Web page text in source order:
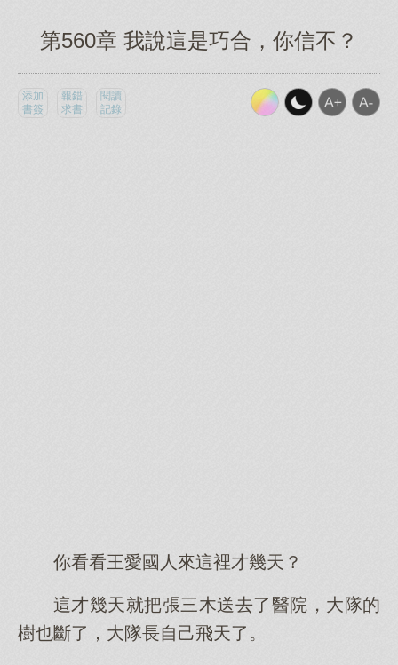
第560章 我說這是巧合，你信不？
添加
書簽
報錯
求書
閱讀
記錄
你看看王愛國人來這裡才幾天？
這才幾天就把張三木送去了醫院，大隊的
樹也斷了，大隊長自己飛天了。